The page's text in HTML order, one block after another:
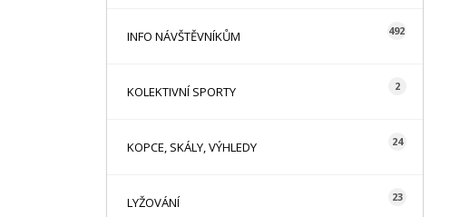
INFO NÁVŠTĚVNÍKŮM 492
KOLEKTIVNÍ SPORTY 2
KOPCE, SKÁLY, VÝHLEDY 24
LYŽOVÁNÍ 23